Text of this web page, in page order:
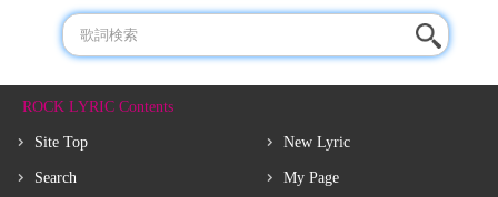
ROCK LYRIC Contents
Site Top
Search
New Lyric
My Page